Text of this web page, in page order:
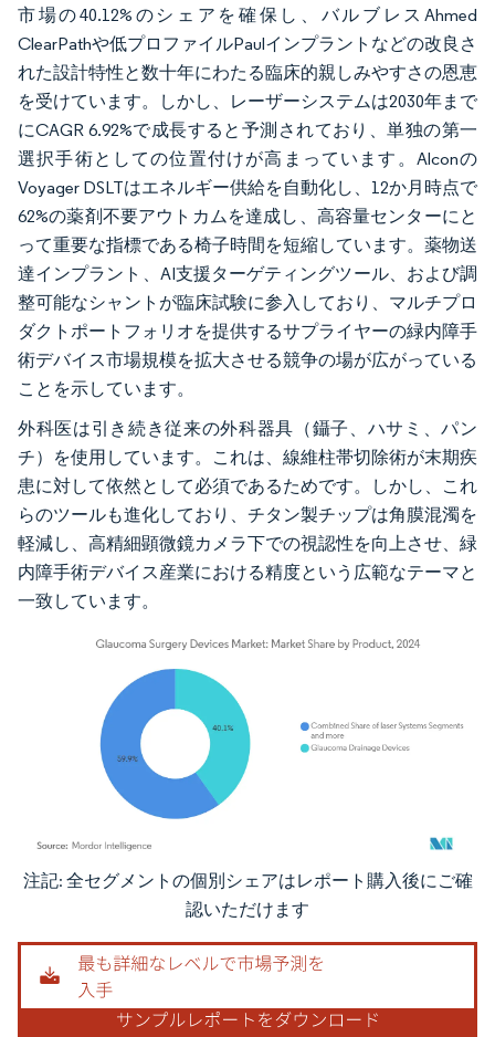
市場の40.12%のシェアを確保し、バルブレスAhmed
ClearPathや低プロファイルPaulインプラントなどの改良さ
れた設計特性と数十年にわたる臨床的親しみやすさの恩恵
を受けています。しかし、レーザーシステムは2030年まで
にCAGR 6.92%で成長すると予測されており、単独の第一
選択手術としての位置付けが高まっています。Alconの
Voyager DSLTはエネルギー供給を自動化し、12か月時点で
62%の薬剤不要アウトカムを達成し、高容量センターにと
って重要な指標である椅子時間を短縮しています。薬物送
達インプラント、AI支援ターゲティングツール、および調
整可能なシャントが臨床試験に参入しており、マルチプロ
ダクトポートフォリオを提供するサプライヤーの緑内障手
術デバイス市場規模を拡大させる競争の場が広がっている
ことを示しています。
外科医は引き続き従来の外科器具（鑷子、ハサミ、パン
チ）を使用しています。これは、線維柱帯切除術が末期疾
患に対して依然として必須であるためです。しかし、これ
らのツールも進化しており、チタン製チップは角膜混濁を
軽減し、高精細顕微鏡カメラ下での視認性を向上させ、緑
内障手術デバイス産業における精度という広範なテーマと
一致しています。
画像 © Mordor Intelligence。再利用にはCC BY 4.0の表示が必要です。
注記: 全セグメントの個別シェアはレポート購入後にご確
認いただけます